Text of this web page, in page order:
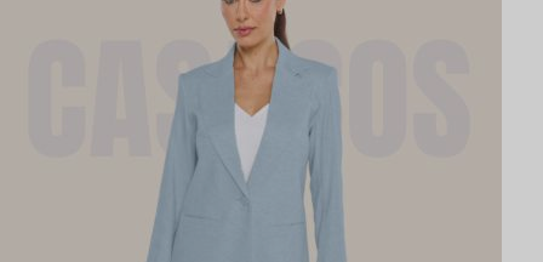
BLAZERS E CASACOS